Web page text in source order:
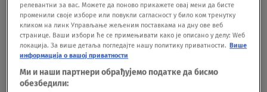
mejlove VIDEO
DRUŠTVO26.02. 4
'Detoks Srema' i nakon godinu dana:
Studenti i građani organizuju veliki protest
u Sremskoj Mitrovici 16. februara
POLITIKA12.02.
релевантни за вас. Можете да поново прикажете овај мени да бисте
променили своје изборе или повукли сагласност у било ком тренутку
кликом на линк Управљање жељеним поставкама на дну ове веб
странице. Ваши избори ће се примењивати како је описано у делу: Wеб
локација. За више детаља погледајте нашу политику приватности. Више
информација о вашој приватности
Ми и наши партнери обрађујемо податке да бисмо
обезбедили: